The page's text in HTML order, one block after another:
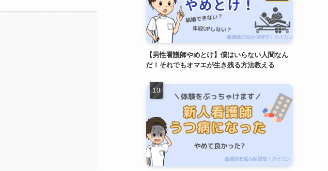
【男性看護師やめとけ】僕はいらない人間なん
だ！それでもオマエが生き残る方法教える